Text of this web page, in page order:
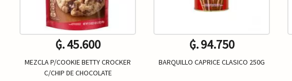
₲. 45.600
MEZCLA P/COOKIE BETTY CROCKER
C/CHIP DE CHOCOLATE
₲. 94.750
BARQUILLO CAPRICE CLASICO 250G